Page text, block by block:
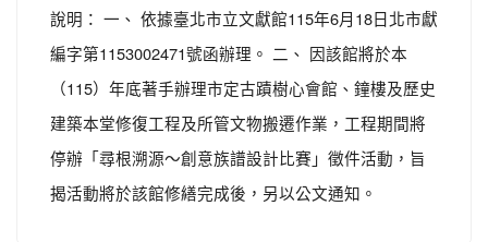
說明： 一、 依據臺北市立文獻館115年6月18日北市獻
編字第1153002471號函辦理。 二、 因該館將於本
（115）年底著手辦理市定古蹟樹心會館、鐘樓及歷史
建築本堂修復工程及所管文物搬遷作業，工程期間將
停辦「尋根溯源～創意族譜設計比賽」徵件活動，旨
揭活動將於該館修繕完成後，另以公文通知。